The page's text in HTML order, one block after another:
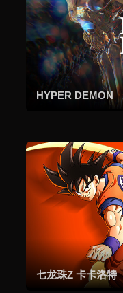
HYPER DEMON
七龙珠Z 卡卡洛特